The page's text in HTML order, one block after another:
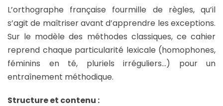
L’orthographe française fourmille de règles, qu’il
s’agit de maîtriser avant d’apprendre les exceptions.
Sur le modèle des méthodes classiques, ce cahier
reprend chaque particularité lexicale (homophones,
féminins en té, pluriels irréguliers…) pour un
entraînement méthodique.
Structure et contenu :